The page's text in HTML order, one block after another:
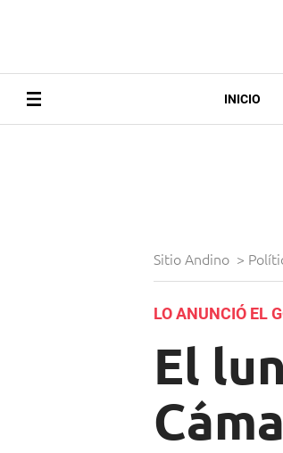
INICIO
Sitio Andino >
LO ANUNCIÓ EL
El